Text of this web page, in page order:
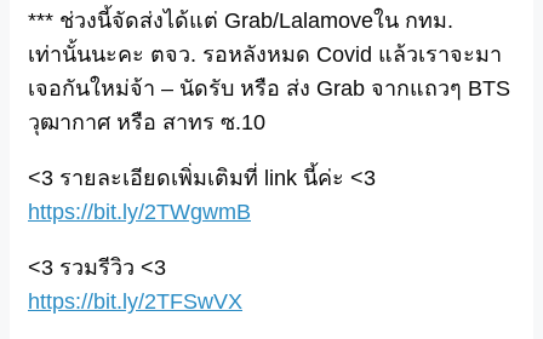
*** ช่วงนี้จัดส่งได้แต่ Grab/Lalamoveใน กทม.
เท่านั้นนะคะ ตจว. รอหลังหมด Covid แล้วเราจะมา
เจอกันใหม่จ้า – นัดรับ หรือ ส่ง Grab จากแถวๆ BTS
วุฒากาศ หรือ สาทร ซ.10
<3 รายละเอียดเพิ่มเติมที่ link นี้ค่ะ <3
https://bit.ly/2TWgwmB
<3 รวมรีวิว <3
https://bit.ly/2TFSwVX